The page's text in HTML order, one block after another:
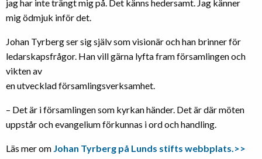
jag har inte trängt mig på. Det känns hedersamt. Jag känner
mig ödmjuk inför det.
Johan Tyrberg ser sig själv som visionär och han brinner för
ledarskapsfrågor. Han vill gärna lyfta fram församlingen och
vikten av
en utvecklad församlingsverksamhet.
– Det är i församlingen som kyrkan händer. Det är där möten
uppstår och evangelium förkunnas i ord och handling.
Läs mer om Johan Tyrberg på Lunds stifts webbplats.>>